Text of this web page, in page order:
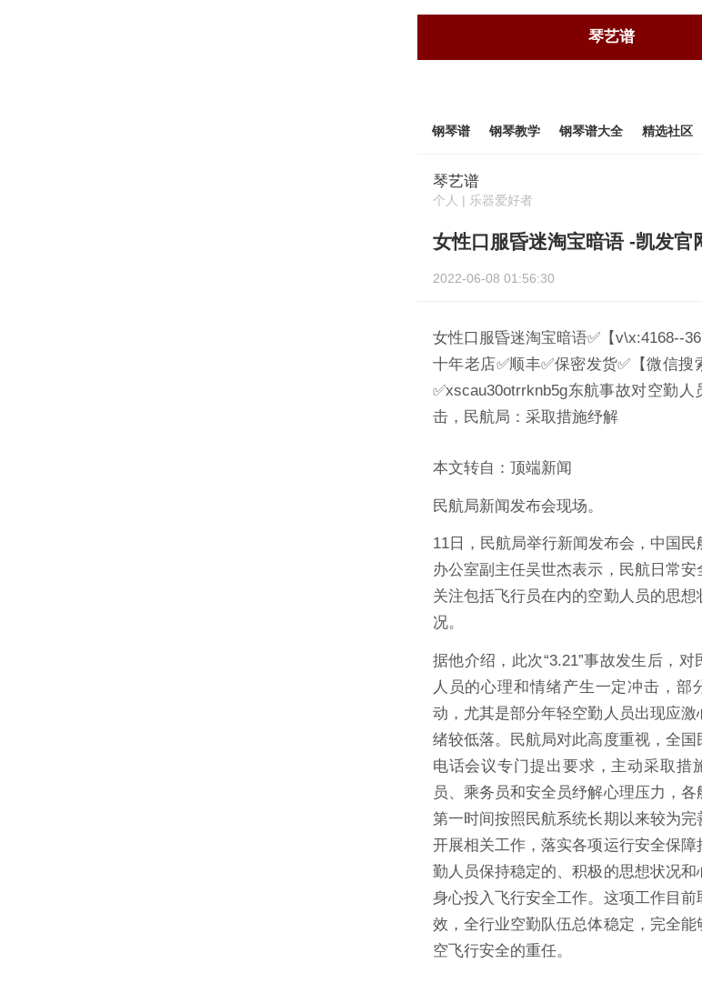
琴艺谱
钢琴谱 钢琴教学 钢琴谱大全 精选社区
琴艺谱
个人 | 乐器爱好者
女性口服昏迷淘宝暗语 -凯发官
2022-06-08 01:56:30
女性口服昏迷淘宝暗语✅【v\x:4168--
十年老店✅顺丰✅保密发货✅【微信搜
✅xscau30otrrknb5g东航事故对空勤人
击，民航局：采取措施纾解
本文转自：顶端新闻
民航局新闻发布会现场。
11日，民航局举行新闻发布会，中国民
办公室副主任吴世杰表示，民航日常安
关注包括飞行员在内的空勤人员的思想
况。
据他介绍，此次“3.21”事故发生后，对
人员的心理和情绪产生一定冲击，部
动，尤其是部分年轻空勤人员出现应激
绪较低落。民航局对此高度重视，全国
电话会议专门提出要求，主动采取措
员、乘务员和安全员纾解心理压力，各
第一时间按照民航系统长期以来较为完
开展相关工作，落实各项运行安全保障
勤人员保持稳定的、积极的思想状况和
身心投入飞行安全工作。这项工作目前
效，全行业空勤队伍总体稳定，完全能
空飞行安全的重任。